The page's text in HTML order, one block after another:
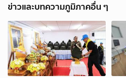
ข่าวและบทความภูมิภาคอื่น ๆ